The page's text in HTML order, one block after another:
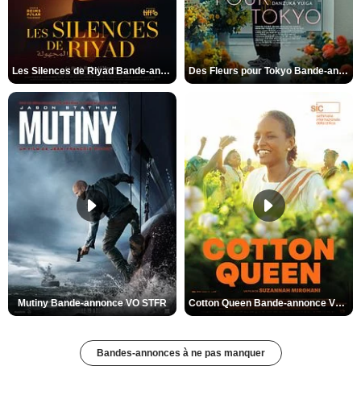
Les Silences de Riyad Bande-annonce VO STFR Des Fleurs pour Tokyo Bande-annonce VO STFR
Mutiny Bande-annonce VO STFR Cotton Queen Bande-annonce VO STFR
Bandes-annonces à ne pas manquer